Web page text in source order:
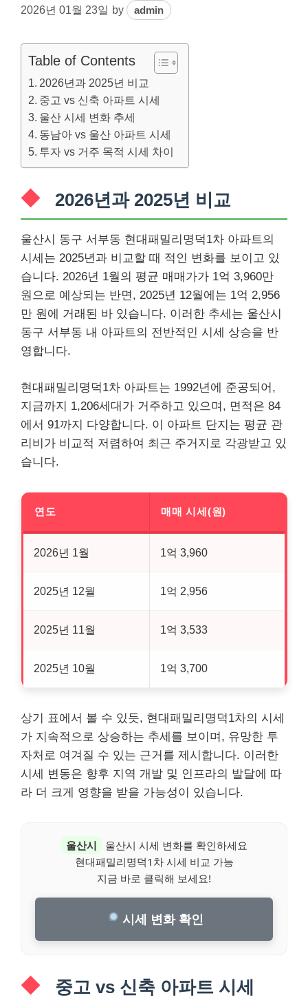
2026년 01월 23일 by admin
Table of Contents
2026년과 2025년 비교
중고 vs 신축 아파트 시세
울산 시세 변화 추세
동남아 vs 울산 아파트 시세
투자 vs 거주 목적 시세 차이
2026년과 2025년 비교
울산시 동구 서부동 현대패밀리명덕1차 아파트의
시세는 2025년과 비교할 때 적인 변화를 보이고 있
습니다. 2026년 1월의 평균 매매가가 1억 3,960만
원으로 예상되는 반면, 2025년 12월에는 1억 2,956
만 원에 거래된 바 있습니다. 이러한 추세는 울산시
동구 서부동 내 아파트의 전반적인 시세 상승을 반
영합니다.
현대패밀리명덕1차 아파트는 1992년에 준공되어,
지금까지 1,206세대가 거주하고 있으며, 면적은 84
에서 91까지 다양합니다. 이 아파트 단지는 평균 관
리비가 비교적 저렴하여 최근 주거지로 각광받고 있
습니다.
연도 매매 시세(원)
2026년 1월 1억 3,960
2025년 12월 1억 2,956
2025년 11월 1억 3,533
2025년 10월 1억 3,700
상기 표에서 볼 수 있듯, 현대패밀리명덕1차의 시세
가 지속적으로 상승하는 추세를 보이며, 유망한 투
자처로 여겨질 수 있는 근거를 제시합니다. 이러한
시세 변동은 향후 지역 개발 및 인프라의 발달에 따
라 더 크게 영향을 받을 가능성이 있습니다.
울산시
울산시 시세 변화를 확인하세요
현대패밀리명덕1차 시세 비교 가능
지금 바로 클릭해 보세요!
시세 변화 확인
중고 vs 신축 아파트 시세